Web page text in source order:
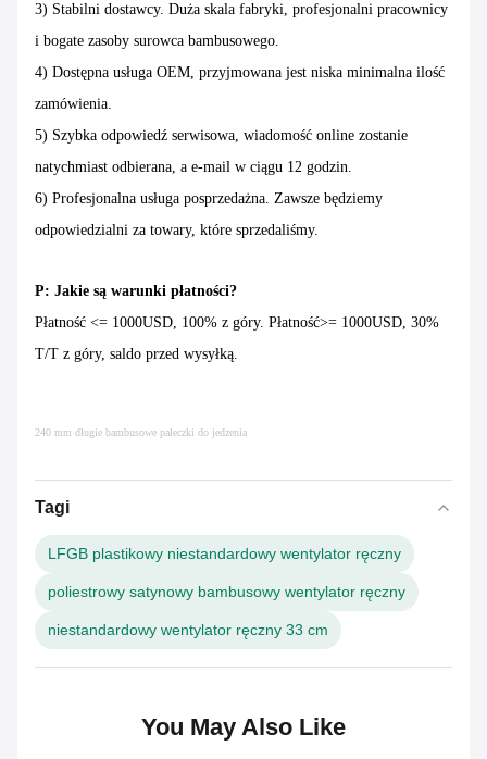
3) Stabilni dostawcy. Duża skala fabryki, profesjonalni pracownicy
i bogate zasoby surowca bambusowego.
4) Dostępna usługa OEM, przyjmowana jest niska minimalna ilość
zamówienia.
5) Szybka odpowiedź serwisowa, wiadomość online zostanie
natychmiast odbierana, a e-mail w ciągu 12 godzin.
6) Profesjonalna usługa posprzedażna. Zawsze będziemy
odpowiedzialni za towary, które sprzedaliśmy.
P: Jakie są warunki płatności?
Płatność <= 1000USD, 100% z góry. Płatność>= 1000USD, 30%
T/T z góry, saldo przed wysyłką.
240 mm długie bambusowe pałeczki do jedzenia
Tagi
LFGB plastikowy niestandardowy wentylator ręczny
poliestrowy satynowy bambusowy wentylator ręczny
niestandardowy wentylator ręczny 33 cm
You May Also Like